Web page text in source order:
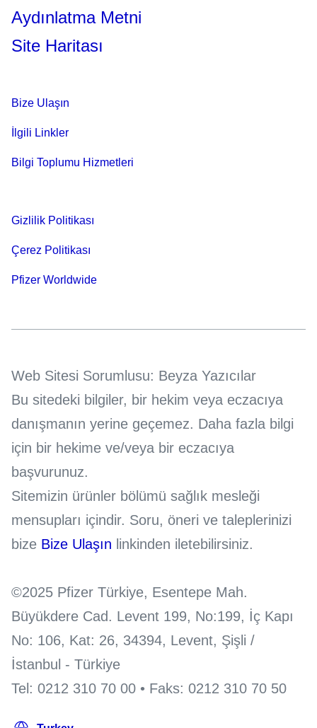
Aydınlatma Metni
Site Haritası
Bize Ulaşın
İlgili Linkler
Bilgi Toplumu Hizmetleri
Gizlilik Politikası
Çerez Politikası
Pfizer Worldwide
Web Sitesi Sorumlusu: Beyza Yazıcılar
Bu sitedeki bilgiler, bir hekim veya eczacıya
danışmanın yerine geçemez. Daha fazla bilgi
için bir hekime ve/veya bir eczacıya
başvurunuz.
Sitemizin ürünler bölümü sağlık mesleği
mensupları içindir. Soru, öneri ve taleplerinizi
bize Bize Ulaşın linkinden iletebilirsiniz.
©2025 Pfizer Türkiye, Esentepe Mah.
Büyükdere Cad. Levent 199, No:199, İç Kapı
No: 106, Kat: 26, 34394, Levent, Şişli /
İstanbul - Türkiye
Tel: 0212 310 70 00 • Faks: 0212 310 70 50